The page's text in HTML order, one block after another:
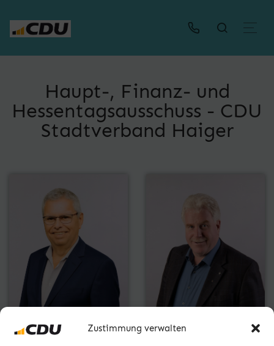
Zustimmung verwalten
Haupt-, Finanz- und
Hessentagsausschuss - CDU
Stadtverband Haiger